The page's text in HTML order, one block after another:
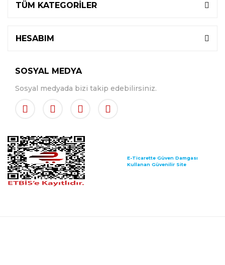
TÜM KATEGORİLER
HESABIM
SOSYAL MEDYA
Sosyal medyada bizi takip edebilirsiniz.
E-Ticarette Güven Damgası
Kullanan Güvenilir Site